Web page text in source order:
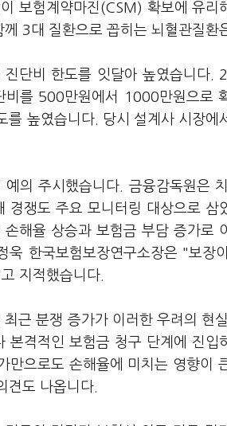
보험계약마진(CSM) 확보에 유리
께 3대 질환으로 꼽히는 뇌혈관질환
진단비 한도를 잇달아 높였습니다.
비를 500만원에서 1000만원으로
를 높였습니다. 당시 설계사 시장
예의 주시했습니다. 금융감독원은
경쟁도 주요 모니터링 대상으로
손해율 상승과 보험금 부담 증가로
욱 한국보험보장연구소장은 "보장
지적했습니다.
최근 분쟁 증가가 이러한 우려의 현
본격적인 보험금 청구 단계에 진입
만으로도 손해율에 미치는 영향이
견도 나옵니다.